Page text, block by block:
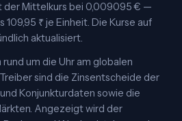
der Mittelkurs bei 0,009095 € —
₹ je Einheit. Die Kurse auf
aktualisiert.
um die Uhr am globalen
sind die Zinsentscheide der
Konjunkturdaten sowie die
Angezeigt wird der